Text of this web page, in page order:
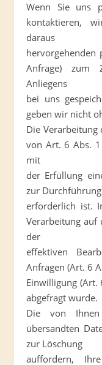
Wenn Sie uns
kontaktieren,
daraus
hervorgehenden
Anfrage) zum
Anliegens
bei uns
geben wir nicht
Die
von Art. 6 Abs.
mit
der Erfüllung
zur
erforderlich ist.
Verarbeitung auf
der
effektiven
Anfragen (Art. 6
Einwilligung (Art.
abgefragt wurde.
Die von
übersandten
zur Löschung
auffordern,